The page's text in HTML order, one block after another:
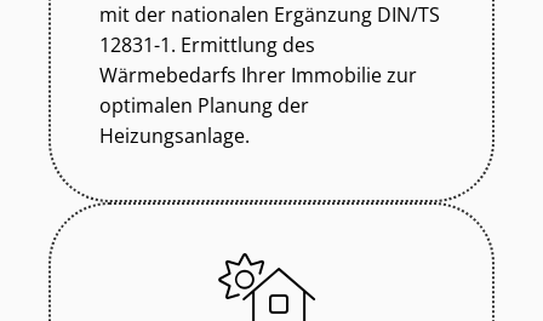
mit der nationalen Ergänzung DIN/TS
12831-1. Ermittlung des
Wärmebedarfs Ihrer Immobilie zur
optimalen Planung der
Heizungsanlage.